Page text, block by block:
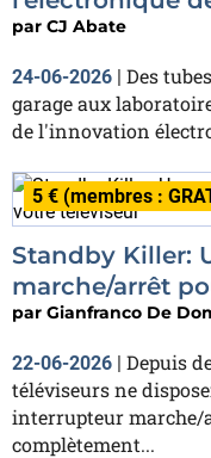
par CJ Abate
24-06-2026 | Des
garage aux
de l'innovation
5 € (membres :
Standby Killer:
marche/arrêt
par Gianfranco De
22-06-2026 | Depuis
téléviseurs ne
interrupteur marche/
complètement...